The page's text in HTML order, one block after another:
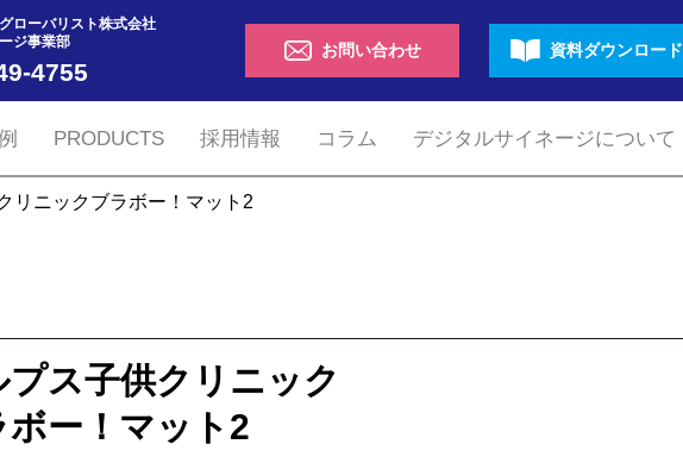
ローバリスト株式会社
ジ事業部
4755
お問い合わせ 資料ダウンロード
PRODUCTS 採用情報 コラム デジタルサイネージについて
リニックブラボー！マット2
プス子供クリニック
ボー！マット2